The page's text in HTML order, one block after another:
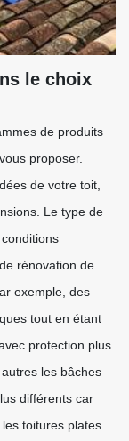
le choix
de produits
proposer.
de votre toit,
Le type de
rénovation de
exemple, des
tout en étant
protection plus
les bâches
différents car
toitures plates.